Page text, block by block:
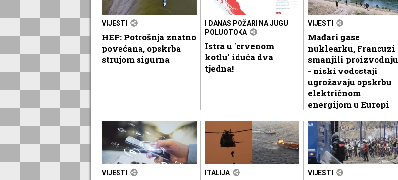
VIJESTI
HEP: Potrošnja znatno
povećana, opskrba
strujom sigurna
I DANAS POŽARI NA JUGU
POLUOTOKA
Istra u 'crvenom
kotlu' iduća dva
tjedna!
VIJESTI
Mađari gase
nuklearku, Francuzi
smanjili proizvodnju
- niski vodostaji
ugrožavaju opskrbu
električnom
energijom u Europi
VIJESTI ITALIJA VIJESTI